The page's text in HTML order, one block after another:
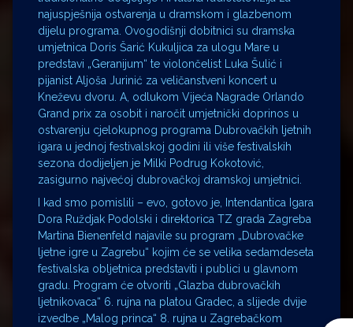
najuspješnija ostvarenja u dramskom i glazbenom
dijelu programa. Ovogodišnji dobitnici su dramska
umjetnica Doris Šarić Kukuljica za ulogu Mare u
predstavi „Geranijum“ te violončelist Luka Šulić i
pijanist Aljoša Jurinić za veličanstveni koncert u
Kneževu dvoru. A, odlukom Vijeća Nagrade Orlando
Grand prix za osobit i naročit umjetnički doprinos u
ostvarenju cjelokupnog programa Dubrovačkih ljetnih
igara u jednoj festivalskoj godini ili više festivalskih
sezona dodijeljen je Milki Podrug Kokotović,
zasigurno najvećoj dubrovačkoj dramskoj umjetnici.
I kad smo pomislili – evo, gotovo je, Intendantica Igara
Dora Ruždjak Podolski i direktorica TZ grada Zagreba
Martina Bienenfeld najavile su program „Dubrovačke
ljetne igre u Zagrebu“ kojim će se velika sedamdeseta
festivalska obljetnica predstaviti i publici u glavnom
gradu. Program će otvoriti „Glazba dubrovačkih
ljetnikovaca“ 6. rujna na platou Gradec, a slijede dvije
izvedbe „Malog princa“ 8. rujna u Zagrebačkom